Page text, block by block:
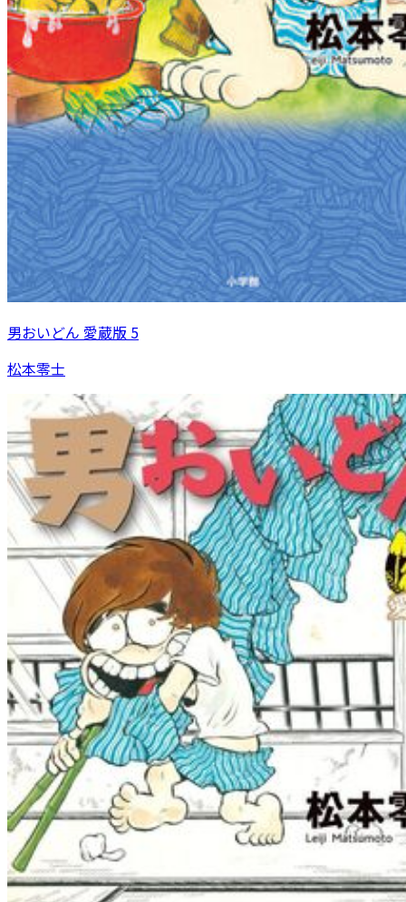
男おいどん 愛蔵版 5
松本零士